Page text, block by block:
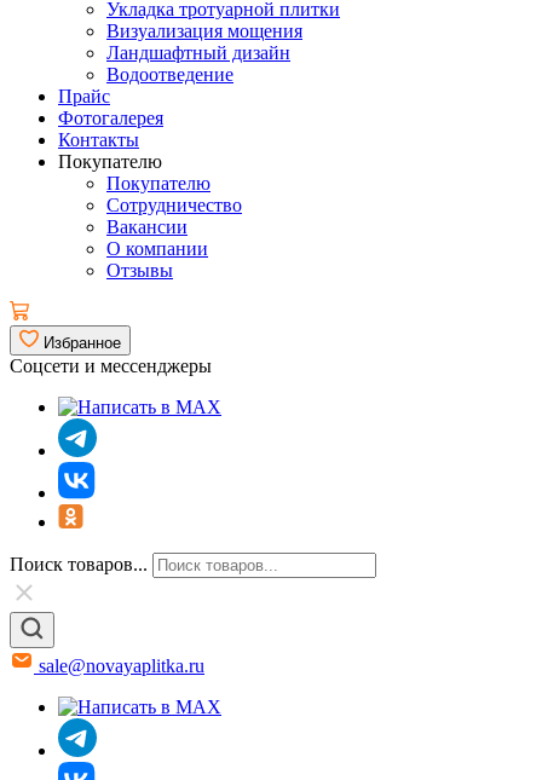
Укладка тротуарной плитки
Визуализация мощения
Ландшафтный дизайн
Водоотведение
Прайс
Фотогалерея
Контакты
Покупателю
Покупателю
Сотрудничество
Вакансии
О компании
Отзывы
Избранное
Соцсети и мессенджеры
Поиск товаров...
sale@novayaplitka.ru